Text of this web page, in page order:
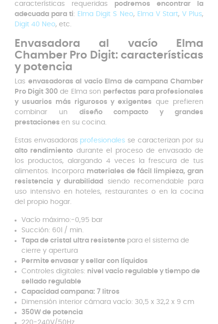
características requeridas podremos encontrar la
adecuada para ti: Elma Digit S Neo, Elma V Start, V Plus,
Digit 40 Neo, etc.
Envasadora al vacío Elma
Chamber Pro Digit: características
y potencia
Las envasadoras al vacío Elma de campana Chamber
Pro Digit 300 de Elma son perfectas para profesionales
y usuarios más rigurosos y exigentes que prefieren
combinar un diseño compacto y grandes
prestaciones en su cocina.
Estas envasadoras profesionales se caracterizan por su
alto rendimiento durante el proceso de envasado de
los productos, alargando 4 veces la frescura de tus
alimentos. Incorpora materiales de fácil limpieza, gran
resistencia y durabilidad
siendo recomendable para
uso intensivo en hoteles, restaurantes o en la cocina
del propio hogar.
Vacío máximo:-0,95 bar
Succión: 60l / min.
Tapa de cristal ultra resistente para el sistema de
cierre y apertura
Permite envasar y sellar con líquidos
Controles digitales: nivel vacío regulable y tiempo de
sellado regulable
Capacidad campana: 7 litros
Dimensión interior cámara vacío: 30,5 x 32,2 x 9 cm
350W de potencia
220-240V/50Hz